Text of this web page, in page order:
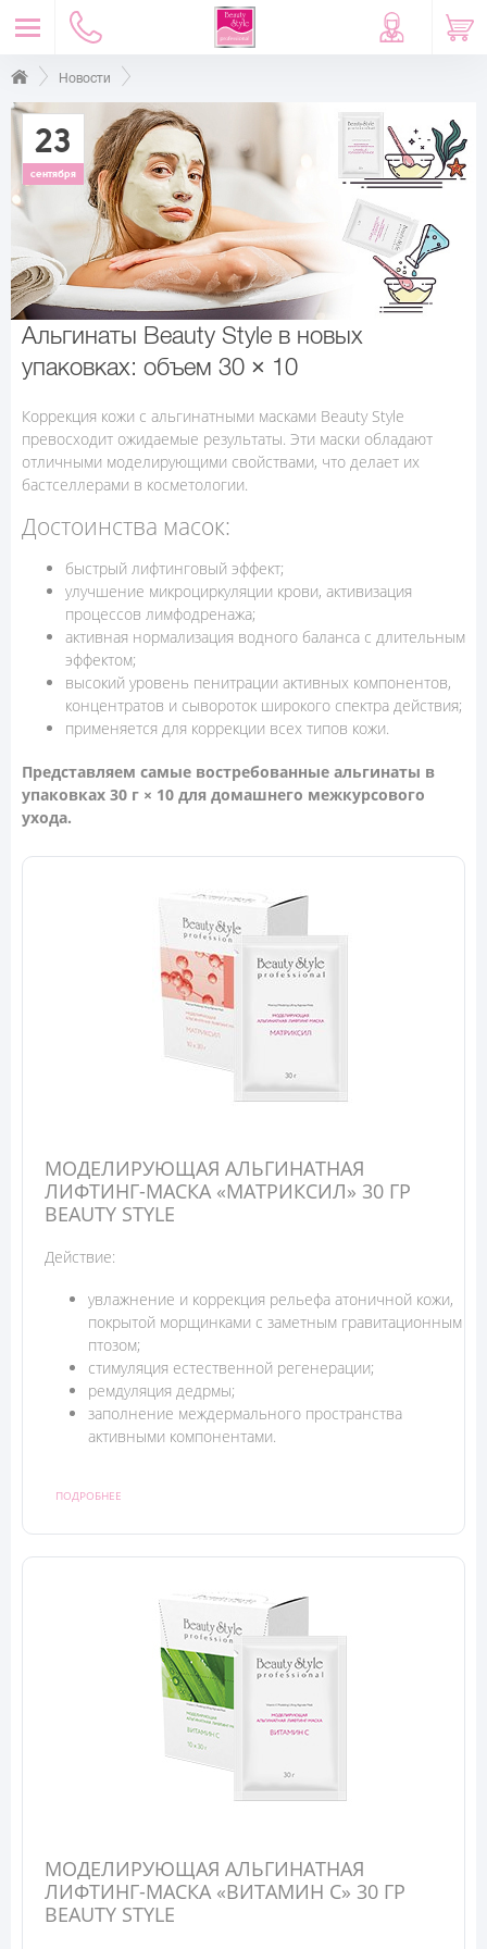
Новости
23
сентября
Альгинаты Beauty Stylе в новых
упаковках: объем 30 × 10
Коррекция кожи с альгинатными масками Beauty Stylе
превосходит ожидаемые результаты. Эти маски обладают
отличными моделирующими свойствами, что делает их
бастселлерами в косметологии.
Достоинства масок:
быстрый лифтинговый эффект;
улучшение микроциркуляции крови, активизация
процессов лимфодренажа;
активная нормализация водного баланса с длительным
эффектом;
высокий уровень пенитрации активных компонентов,
концентратов и сывороток широкого спектра действия;
применяется для коррекции всех типов кожи.
Представляем самые востребованные альгинаты в
упаковках 30 г × 10 для домашнего межкурсового
ухода.
МОДЕЛИРУЮЩАЯ АЛЬГИНАТНАЯ
ЛИФТИНГ-МАСКА «МАТРИКСИЛ» 30 ГР
BEAUTY STYLЕ
Действие:
увлажнение и коррекция рельефа атоничной кожи,
покрытой морщинками с заметным гравитационным
птозом;
стимуляция естественной регенерации;
ремдуляция дедрмы;
заполнение междермального пространства
активными компонентами.
ПОДРОБНЕЕ
МОДЕЛИРУЮЩАЯ АЛЬГИНАТНАЯ
ЛИФТИНГ-МАСКА «ВИТАМИН С» 30 ГР
BEAUTY STYLЕ